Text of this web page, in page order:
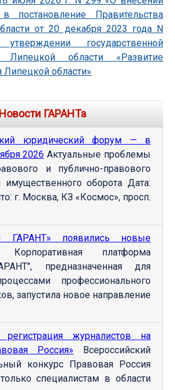
постановление Правительства
от 20 декабря 2023 года N
государственной
Липецкой области «Развитие
Липецкой области»
Новости ГАРАНТа
юридический форум — в
2026 Актуальные проблемы
и публично-правового
имущественного оборота Дата:
г. Москва, КЗ «Космос», просп.
ГАРАНТ» появились новые
Корпоративная платформа
предназначенная для
профессионального
запустила новое направление
регистрация журналистов на
Россия» Всероссийский
конкурс Правовая Россия
специалистам в области